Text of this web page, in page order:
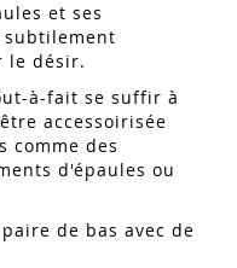
et ses
subtilement
le désir.
à-fait se suffir à
accessoirisée
comme des
d'épaules ou
de bas avec de